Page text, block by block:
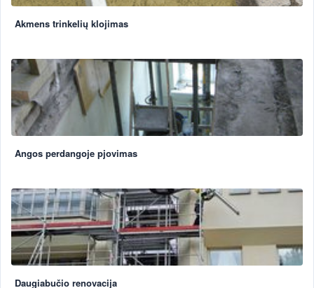
Akmens trinkelių klojimas
Angos perdangoje pjovimas
Daugiabučio renovacija